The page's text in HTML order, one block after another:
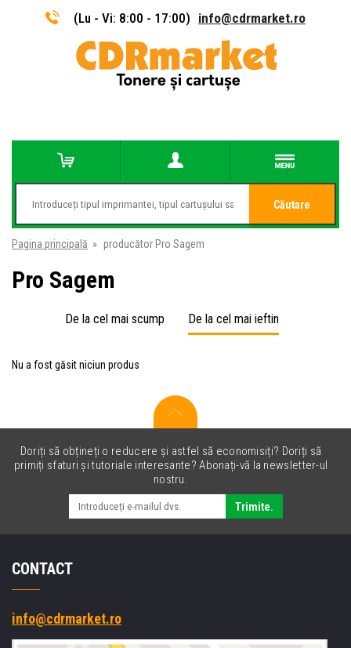
(Lu - Vi: 8:00 - 17:00) info@cdrmarket.ro
Căutare
Pagina principală » producător Pro Sagem
Pro Sagem
De la cel mai scump De la cel mai ieftin
Nu a fost găsit niciun produs
Doriți să obțineți o reducere și astfel să economisiți? Doriți să
primiți sfaturi și tutoriale interesante? Abonați-vă la newsletter-ul
nostru.
Trimite.
CONTACT
info@cdrmarket.ro